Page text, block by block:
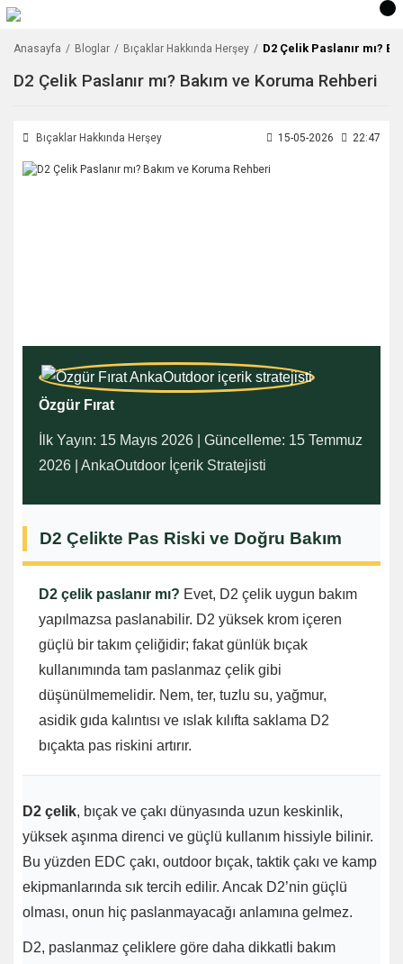
Anasayfa Bloglar Bıçaklar Hakkında Herşey D2 Çelik Paslanır mı?
D2 Çelik Paslanır mı? Bakım ve Koruma Rehberi
Bıçaklar Hakkında Herşey 15-05-2026 22:47
Özgür Fırat
İlk Yayın: 15 Mayıs 2026 | Güncelleme: 15 Temmuz
2026 | AnkaOutdoor İçerik Stratejisti
D2 Çelikte Pas Riski ve Doğru Bakım
D2 çelik paslanır mı? Evet, D2 çelik uygun bakım
yapılmazsa paslanabilir. D2 yüksek krom içeren
güçlü bir takım çeliğidir; fakat günlük bıçak
kullanımında tam paslanmaz çelik gibi
düşünülmemelidir. Nem, ter, tuzlu su, yağmur,
asidik gıda kalıntısı ve ıslak kılıfta saklama D2
bıçakta pas riskini artırır.
D2 çelik, bıçak ve çakı dünyasında uzun keskinlik,
yüksek aşınma direnci ve güçlü kullanım hissiyle bilinir.
Bu yüzden EDC çakı, outdoor bıçak, taktik çakı ve kamp
ekipmanlarında sık tercih edilir. Ancak D2’nin güçlü
olması, onun hiç paslanmayacağı anlamına gelmez.
D2, paslanmaz çeliklere göre daha dikkatli bakım